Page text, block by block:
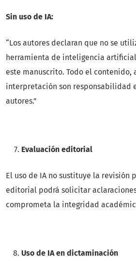
Sin uso de IA:
“Los autores declaran que no se
herramienta de inteligencia
este manuscrito. Todo el contenido,
interpretación son responsabilidad
autores.”
Evaluación editorial
El uso de IA no sustituye la revisión
editorial podrá solicitar
comprometa la integridad
Uso de IA en dictaminación